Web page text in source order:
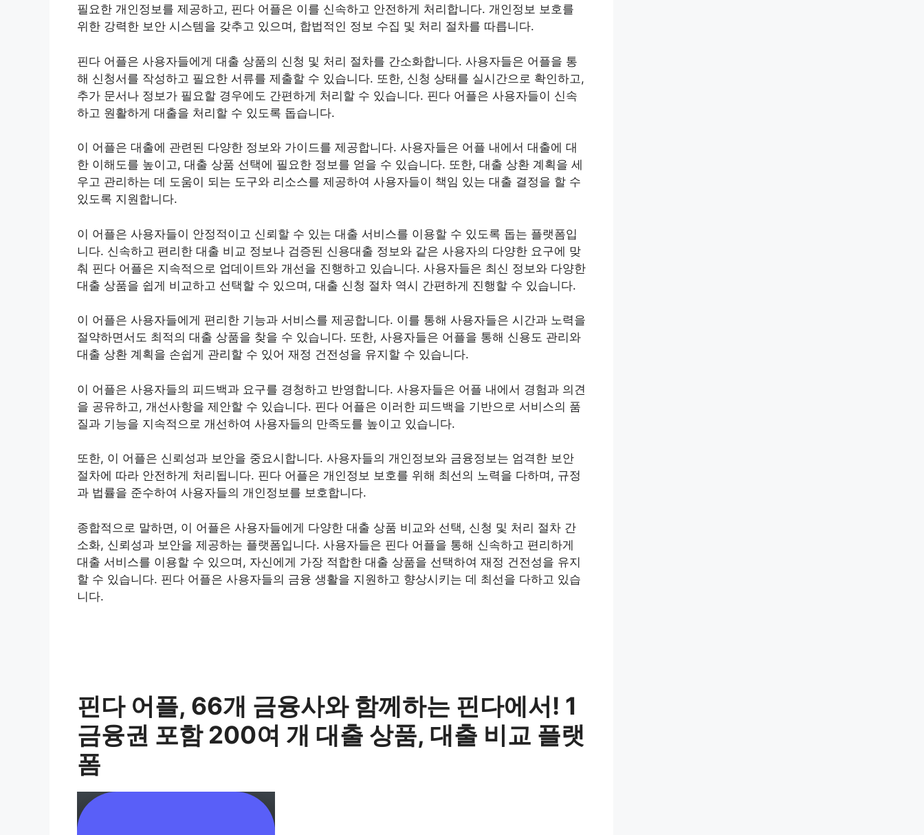
필요한 개인정보를 제공하고, 핀다 어플은 이를 신속하고 안전하게 처리합니다. 개인정보 보호를
위한 강력한 보안 시스템을 갖추고 있으며, 합법적인 정보 수집 및 처리 절차를 따릅니다.
핀다 어플은 사용자들에게 대출 상품의 신청 및 처리 절차를 간소화합니다. 사용자들은 어플을 통
해 신청서를 작성하고 필요한 서류를 제출할 수 있습니다. 또한, 신청 상태를 실시간으로 확인하고,
추가 문서나 정보가 필요할 경우에도 간편하게 처리할 수 있습니다. 핀다 어플은 사용자들이 신속
하고 원활하게 대출을 처리할 수 있도록 돕습니다.
이 어플은 대출에 관련된 다양한 정보와 가이드를 제공합니다. 사용자들은 어플 내에서 대출에 대
한 이해도를 높이고, 대출 상품 선택에 필요한 정보를 얻을 수 있습니다. 또한, 대출 상환 계획을 세
우고 관리하는 데 도움이 되는 도구와 리소스를 제공하여 사용자들이 책임 있는 대출 결정을 할 수
있도록 지원합니다.
이 어플은 사용자들이 안정적이고 신뢰할 수 있는 대출 서비스를 이용할 수 있도록 돕는 플랫폼입
니다. 신속하고 편리한 대출 비교 정보나 검증된 신용대출 정보와 같은 사용자의 다양한 요구에 맞
춰 핀다 어플은 지속적으로 업데이트와 개선을 진행하고 있습니다. 사용자들은 최신 정보와 다양한
대출 상품을 쉽게 비교하고 선택할 수 있으며, 대출 신청 절차 역시 간편하게 진행할 수 있습니다.
이 어플은 사용자들에게 편리한 기능과 서비스를 제공합니다. 이를 통해 사용자들은 시간과 노력을
절약하면서도 최적의 대출 상품을 찾을 수 있습니다. 또한, 사용자들은 어플을 통해 신용도 관리와
대출 상환 계획을 손쉽게 관리할 수 있어 재정 건전성을 유지할 수 있습니다.
이 어플은 사용자들의 피드백과 요구를 경청하고 반영합니다. 사용자들은 어플 내에서 경험과 의견
을 공유하고, 개선사항을 제안할 수 있습니다. 핀다 어플은 이러한 피드백을 기반으로 서비스의 품
질과 기능을 지속적으로 개선하여 사용자들의 만족도를 높이고 있습니다.
또한, 이 어플은 신뢰성과 보안을 중요시합니다. 사용자들의 개인정보와 금융정보는 엄격한 보안
절차에 따라 안전하게 처리됩니다. 핀다 어플은 개인정보 보호를 위해 최선의 노력을 다하며, 규정
과 법률을 준수하여 사용자들의 개인정보를 보호합니다.
종합적으로 말하면, 이 어플은 사용자들에게 다양한 대출 상품 비교와 선택, 신청 및 처리 절차 간
소화, 신뢰성과 보안을 제공하는 플랫폼입니다. 사용자들은 핀다 어플을 통해 신속하고 편리하게
대출 서비스를 이용할 수 있으며, 자신에게 가장 적합한 대출 상품을 선택하여 재정 건전성을 유지
할 수 있습니다. 핀다 어플은 사용자들의 금융 생활을 지원하고 향상시키는 데 최선을 다하고 있습
니다.
핀다 어플, 66개 금융사와 함께하는 핀다에서! 1
금융권 포함 200여 개 대출 상품, 대출 비교 플랫
폼